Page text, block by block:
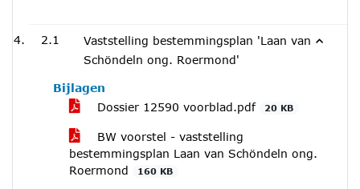
2.1
Vaststelling bestemmingsplan 'Laan van
Schöndeln ong. Roermond'
Bijlagen
Dossier 12590 voorblad.pdf
20 KB
BW voorstel - vaststelling
bestemmingsplan Laan van Schöndeln ong.
Roermond
160 KB